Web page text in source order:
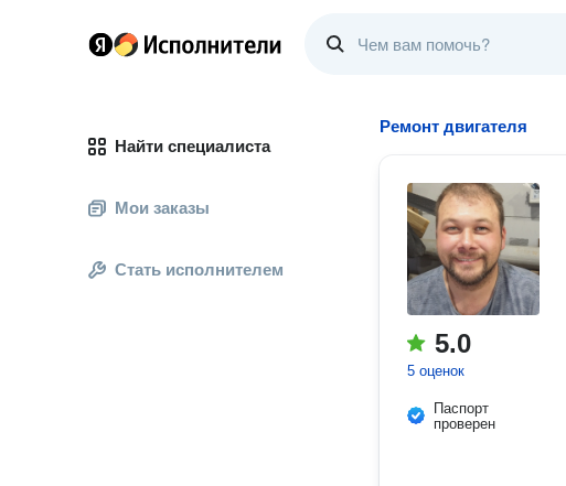
Найти специалиста
Мои заказы
Стать исполнителем
Ремонт двигателя
5.0
5 оценок
Паспорт
проверен